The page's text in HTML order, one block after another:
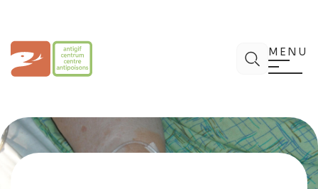
Centre Antipoisons Chercher
MENU